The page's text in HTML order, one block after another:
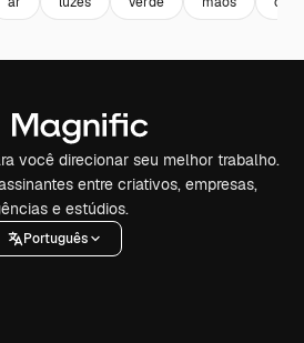
você direcionar seu melhor trabalho.
entre criativos, empresas,
e estúdios.
Português